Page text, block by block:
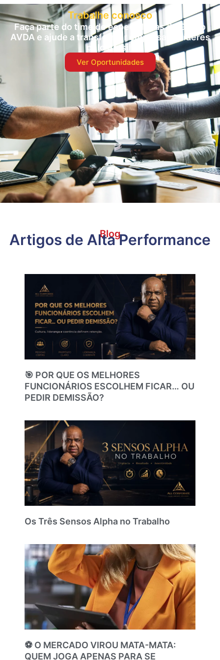
Trabalhe conosco
Faça parte do time de especialistas do Grupo
AVDA e ajude a transformar empresas e líderes
pelo Brasil.
Ver Oportunidades
Blog
Artigos de Alta Performance
🎯 POR QUE OS MELHORES
FUNCIONÁRIOS ESCOLHEM FICAR… OU
PEDIR DEMISSÃO?
Os Três Sensos Alpha no Trabalho
⚽ O MERCADO VIROU MATA-MATA:
QUEM JOGA APENAS PARA SE